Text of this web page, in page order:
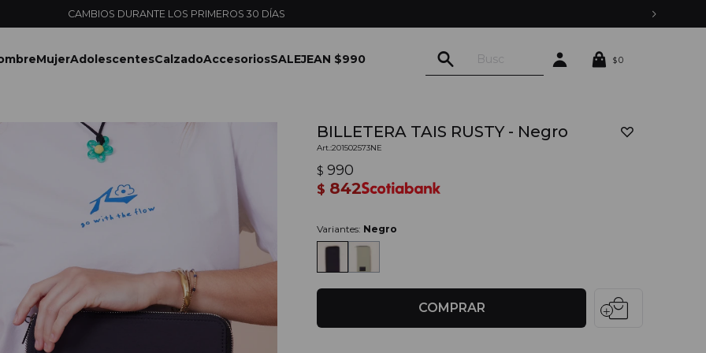
ENVÍOS EXPRESS EN MONTEVIDEO CON PEDIDOS YA
MujerAdolescentesCalzadoAccesoriosSALEJEAN $990 $0
BILLETERA TAIS RUSTY - Negro
201502573NE
$ 990
$ 842
Variantes: Negro
COMPRAR local_mall